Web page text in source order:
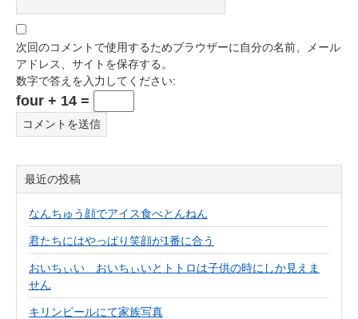
次回のコメントで使用するためブラウザーに自分の名前、メール
アドレス、サイトを保存する。
数字で答えを入力してください:
four + 14 =
最近の投稿
なんちゅう顔でアイス食べとんねん
君たちにはやっぱり笑顔が1番に合う
おいちぃい おいちぃいとトトロは子供の時にしか見えま
せん
キリンビールにて家族写真